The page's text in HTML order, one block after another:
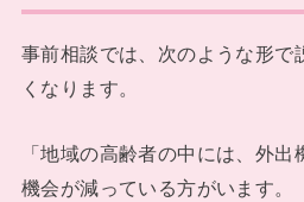
事前相談では、次のような形で
くなります。
「地域の高齢者の中には、外
機会が減っている方がいます。